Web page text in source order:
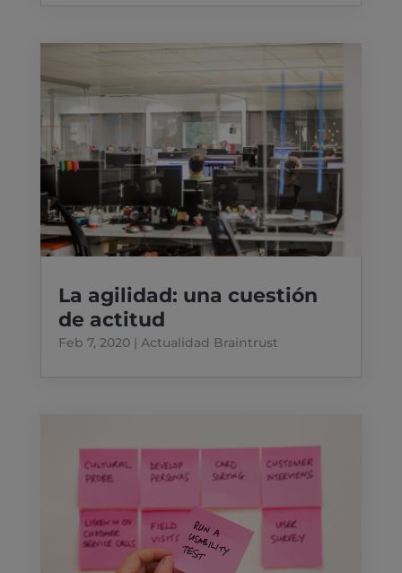
La agilidad: una cuestión
de actitud
Feb 7, 2020| Actualidad Braintrust